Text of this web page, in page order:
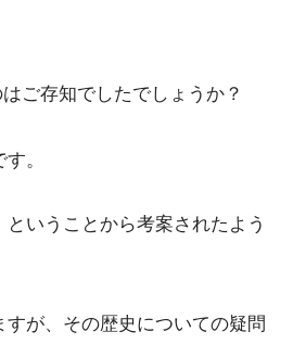
ご存知でしたでしょうか？
。
ということから考案されたよう
が、その歴史についての疑問